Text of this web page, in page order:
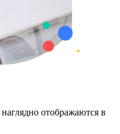
отображаются в